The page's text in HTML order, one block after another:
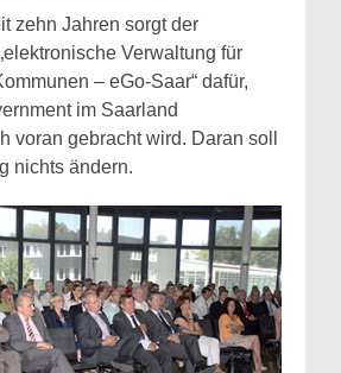
zehn Jahren sorgt der
Verwaltung für
– eGo-Saar“ dafür,
im Saarland
voran gebracht wird. Daran soll
nichts ändern.